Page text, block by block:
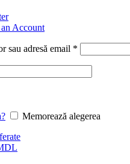
Account
sau adresă email *
Memorează alegerea